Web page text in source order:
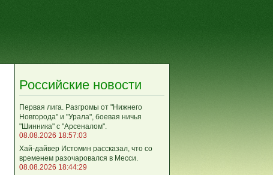
Российские новости
Первая лига. Разгромы от "Нижнего
Новгорода" и "Урала", боевая ничья
"Шинника" с "Арсеналом".
08.08.2026 18:57:03
Хай-дайвер Истомин рассказал, что со
временем разочаровался в Месси.
08.08.2026 18:44:29